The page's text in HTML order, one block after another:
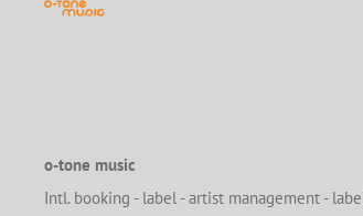
o-tone music
Intl. booking - label - artist management -